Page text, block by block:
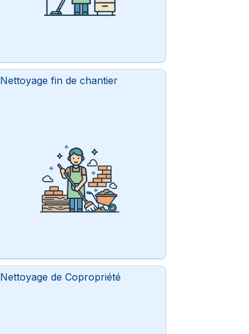
Nettoyage fin de chantier
Nettoyage de Copropriété